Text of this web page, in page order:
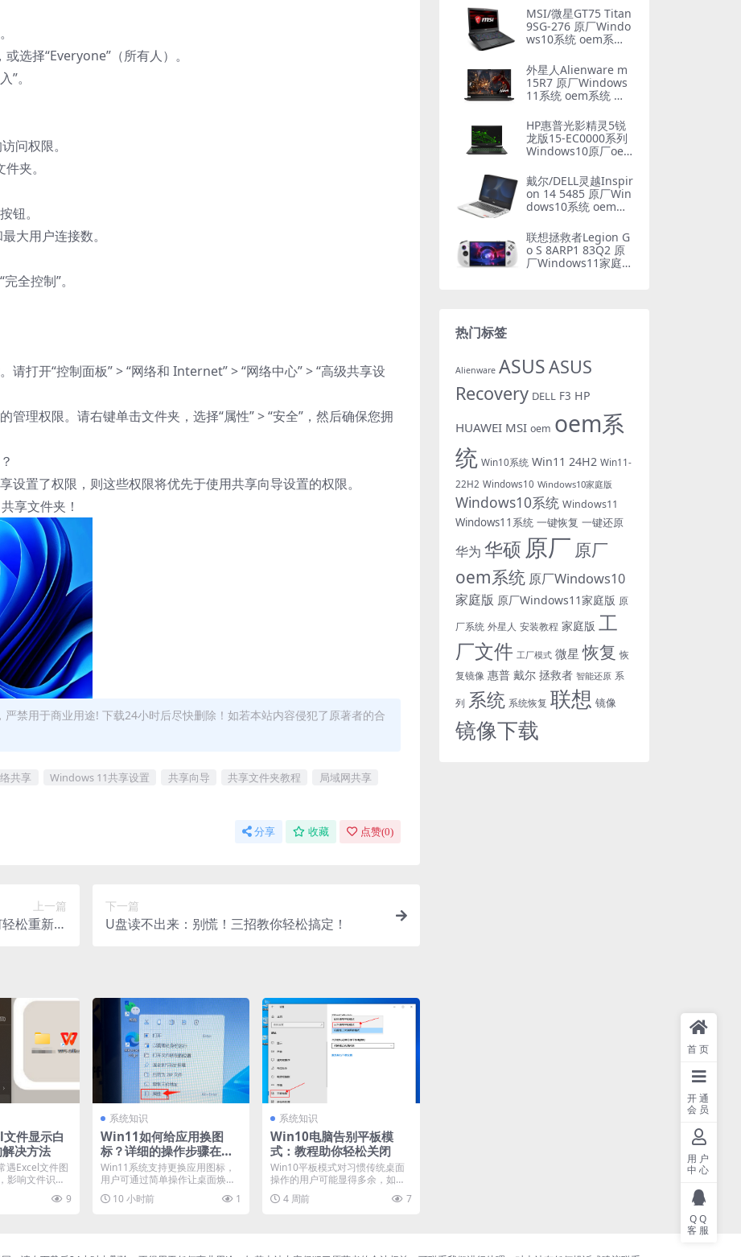
选择“Everyone”（所有人）。
。
问权限。
夹。
钮。
大用户连接数。
全控制”。
打开“控制面板” > “网络和 Internet” > “网络中心” > “高级共享设
理权限。请右键单击文件夹，选择“属性” > “安全”，然后确保您拥
置了权限，则这些权限将优先于使用共享向导设置的权限。
享文件夹！
禁用于商业用途! 下载24小时后尽快删除！如若本站内容侵犯了原著者的合
共享 Windows 11共享设置 共享向导 共享文件夹教程
局域网共享
分享 收藏 点赞(0)
上一篇
松重新连
下一篇
U盘读不出来：别慌！三招教你轻松搞定！
件显示白
决方法
遇Excel文件图
影响文件识别
9
系统知识
Win11如何给应用换图
标？详细的操作步骤在这
里！
Win11系统支持更换应用图标，
用户可通过简单操作让桌面焕然
一新。无论是将图标换...
10 小时前 1
系统知识
Win10电脑告别平板模
式：教程助你轻松关闭
Win10平板模式对习惯传统桌面
操作的用户可能显得多余，如何
关闭？教程提供详细步...
4 周前 7
MSI/微星GT75 Titan
9SG-276 原厂Windo
ws10系统 oem系统
外星人Alienware m
15R7 原厂Windows
11系统 oem系统 不
HP惠普光影精灵5锐
龙版15-EC0000系列
Windows10原厂oe
戴尔/DELL灵越Inspir
on 14 5485 原厂Win
dows10系统 oem系
联想拯救者Legion G
o S 8ARP1 83Q2 原
厂Windows11家庭中
热门标签
Alienware ASUSASUS
Recovery DELL F3 HP
HUAWEI MSI oem oem系
统 Win10系统 Win11 24H2 Win11-
22H2 Windows10 Windows10家庭版
Windows10系统 Windows11
Windows11系统 一键恢复 一键还原
华为 华硕 原厂 原厂
oem系统 原厂Windows10
家庭版 原厂Windows11家庭版 原
厂系统 外星人 安装教程 家庭版 工
厂文件 工厂模式 微星 恢复 恢
复镜像 惠普 戴尔 拯救者 智能还原 系
列 系统 系统恢复 联想 镜像
镜像下载
首页
开通
会员
用户
中心
QQ
客服